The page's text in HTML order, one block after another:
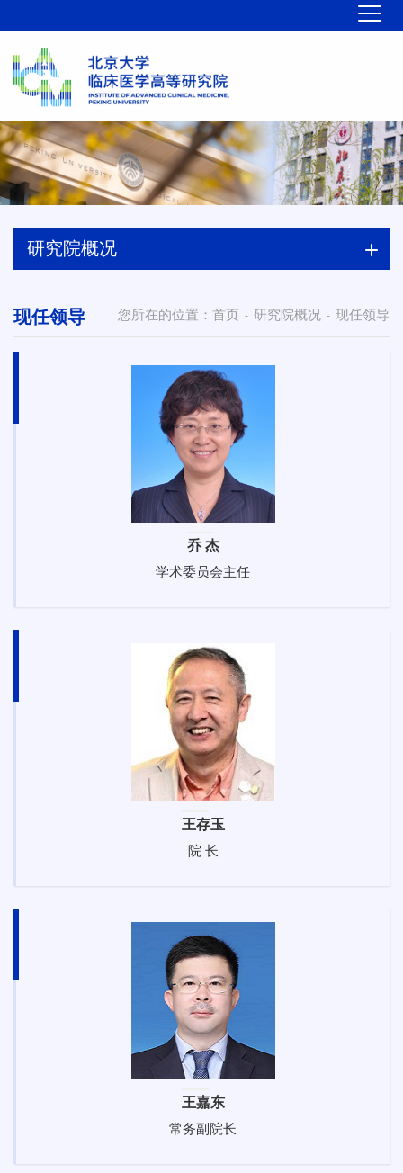
研究院概况
您所在的位置： 首页 - 研究院概况 - 现任领导
现任领导
乔 杰
学术委员会主任
王存玉
院 长
王嘉东
常务副院长